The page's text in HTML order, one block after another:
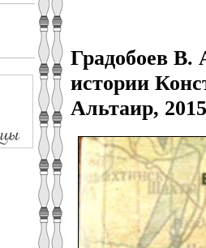
Градобоев В.
истории
Альтаир,